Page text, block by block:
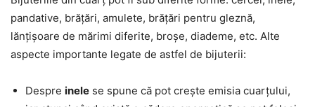
pandative, brățări, amulete, brățări pentru gleznă,
lănțișoare de mărimi diferite, broșe, diademe, etc. Alte
aspecte importante legate de astfel de bijuterii:
Despre inele se spune că pot crește emisia cuarțului,